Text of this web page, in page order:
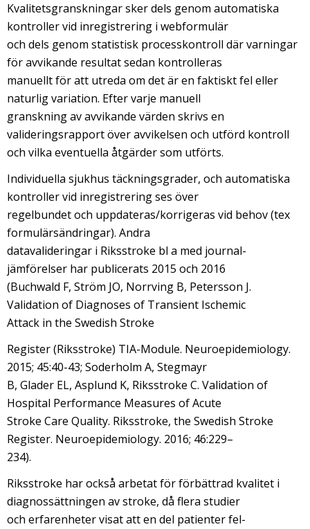
Kvalitetsgranskningar sker dels genom automatiska
kontroller vid inregistrering i webformulär
och dels genom statistisk processkontroll där varningar
för avvikande resultat sedan kontrolleras
manuellt för att utreda om det är en faktiskt fel eller
naturlig variation. Efter varje manuell
granskning av avvikande värden skrivs en
valideringsrapport över avvikelsen och utförd kontroll
och vilka eventuella åtgärder som utförts.
Individuella sjukhus täckningsgrader, och automatiska
kontroller vid inregistrering ses över
regelbundet och uppdateras/korrigeras vid behov (tex
formulärsändringar). Andra
datavalideringar i Riksstroke bl a med journal-
jämförelser har publicerats 2015 och 2016
(Buchwald F, Ström JO, Norrving B, Petersson J.
Validation of Diagnoses of Transient Ischemic
Attack in the Swedish Stroke
Register (Riksstroke) TIA-Module. Neuroepidemiology.
2015; 45:40-43; Soderholm A, Stegmayr
B, Glader EL, Asplund K, Riksstroke C. Validation of
Hospital Performance Measures of Acute
Stroke Care Quality. Riksstroke, the Swedish Stroke
Register. Neuroepidemiology. 2016; 46:229–
234).
Riksstroke har också arbetat för förbättrad kvalitet i
diagnossättningen av stroke, då flera studier
och erfarenheter visat att en del patienter fel-